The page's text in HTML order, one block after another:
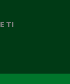
TI